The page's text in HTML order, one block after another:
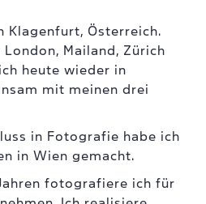
Klagenfurt, Österreich.
London, Mailand, Zürich
heute wieder in
mit meinen drei
in Fotografie habe ich
in Wien gemacht.
fotografiere ich für